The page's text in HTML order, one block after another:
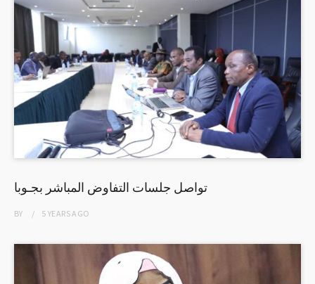
تواصل جلسات التفاوض المباشر بجـوبا
BY 5 YEARSAGO